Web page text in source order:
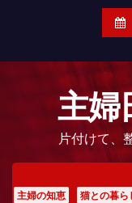
主婦
片付けて、
主婦の知恵 猫との暮ら